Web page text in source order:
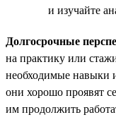
и изучайте
Долгосрочные
на практику или
необходимые навыки
они хорошо проявят
им продолжить